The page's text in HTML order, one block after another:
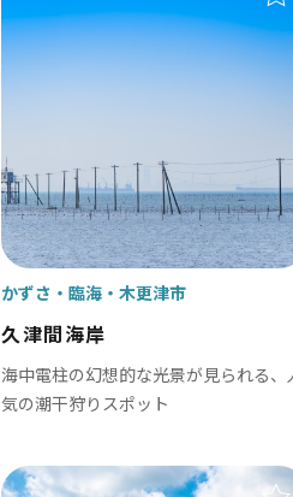
久津間海岸
海中電柱の幻想的な光景が見られる、
気の潮干狩りスポット
かずさ・臨海 木更津市